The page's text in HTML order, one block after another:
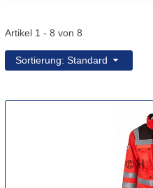
Artikel 1 - 8 von 8
Sortierung: Standard